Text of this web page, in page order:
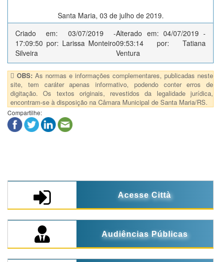
Santa Maria, 03 de julho de 2019.
Criado em: 03/07/2019 -
17:09:50 por: Larissa Monteiro
Silveira
Alterado em: 04/07/2019 -
09:53:14 por: Tatiana
Ventura
OBS: As normas e informações complementares, publicadas neste
site, tem caráter apenas informativo, podendo conter erros de
digitação. Os textos originais, revestidos da legalidade jurídica,
encontram-se à disposição na Câmara Municipal de Santa Maria/RS.
Compartilhe:
Acesse Città
Audiências Públicas